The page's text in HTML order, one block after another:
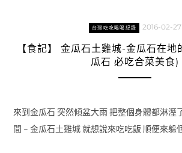
台灣吃吃喝喝紀錄 2016-02-27
【食記】 金瓜石土雞城-金瓜石在地
瓜石 必吃合菜美食)
來到金瓜石 突然傾盆大雨 把整個身體都淋溼
間 – 金瓜石土雞城 就想說來吃吃飯 順便來躲